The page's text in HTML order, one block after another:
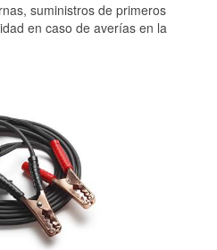
suministros de primeros
en caso de averías en la